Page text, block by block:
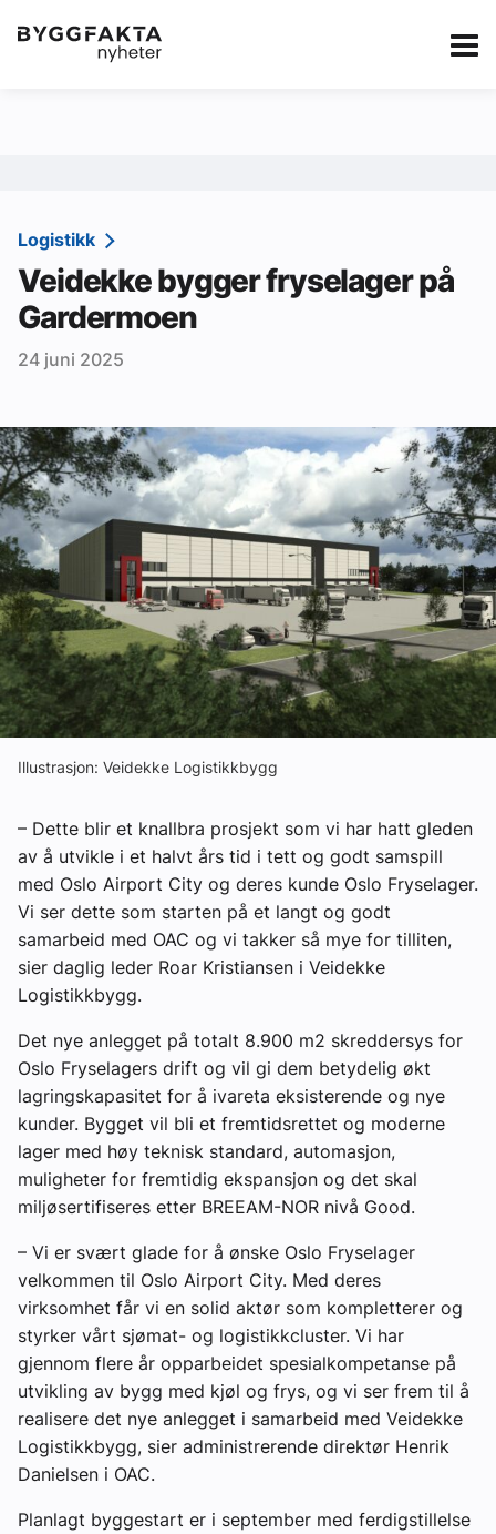
Kategorier Jobbmarkedet Annonsere i
Redaksjonen
Om Byggfakta
Annonsere
Abonnere
Tips oss
Ledige stillinger
eBlad
Aktivitetskalender
Bransjekommentar
Aktuelle prosjekter
Logistikk
Veidekke bygger fryselager på
Gardermoen
24 juni 2025
Illustrasjon: Veidekke Logistikkbygg
– Dette blir et knallbra prosjekt som vi har hatt gleden
av å utvikle i et halvt års tid i tett og godt samspill
med Oslo Airport City og deres kunde Oslo Fryselager.
Vi ser dette som starten på et langt og godt
samarbeid med OAC og vi takker så mye for tilliten,
sier daglig leder Roar Kristiansen i Veidekke
Logistikkbygg.
Det nye anlegget på totalt 8.900 m2 skreddersys for
Oslo Fryselagers drift og vil gi dem betydelig økt
lagringskapasitet for å ivareta eksisterende og nye
kunder. Bygget vil bli et fremtidsrettet og moderne
lager med høy teknisk standard, automasjon,
muligheter for fremtidig ekspansjon og det skal
miljøsertifiseres etter BREEAM-NOR nivå Good.
– Vi er svært glade for å ønske Oslo Fryselager
velkommen til Oslo Airport City. Med deres
virksomhet får vi en solid aktør som kompletterer og
styrker vårt sjømat- og logistikkcluster. Vi har
gjennom flere år opparbeidet spesialkompetanse på
utvikling av bygg med kjøl og frys, og vi ser frem til å
realisere det nye anlegget i samarbeid med Veidekke
Logistikkbygg, sier administrerende direktør Henrik
Danielsen i OAC.
Planlagt byggestart er i september med ferdigstillelse